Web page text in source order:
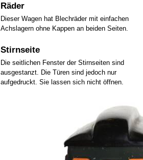
Räder
Dieser Wagen hat Blechräder mit einfachen
Achslagern ohne Kappen an beiden Seiten.
Stirnseite
Die seitlichen Fenster der Stirnseiten sind
ausgestanzt. Die Türen sind jedoch nur
aufgedruckt. Sie lassen sich nicht öffnen.